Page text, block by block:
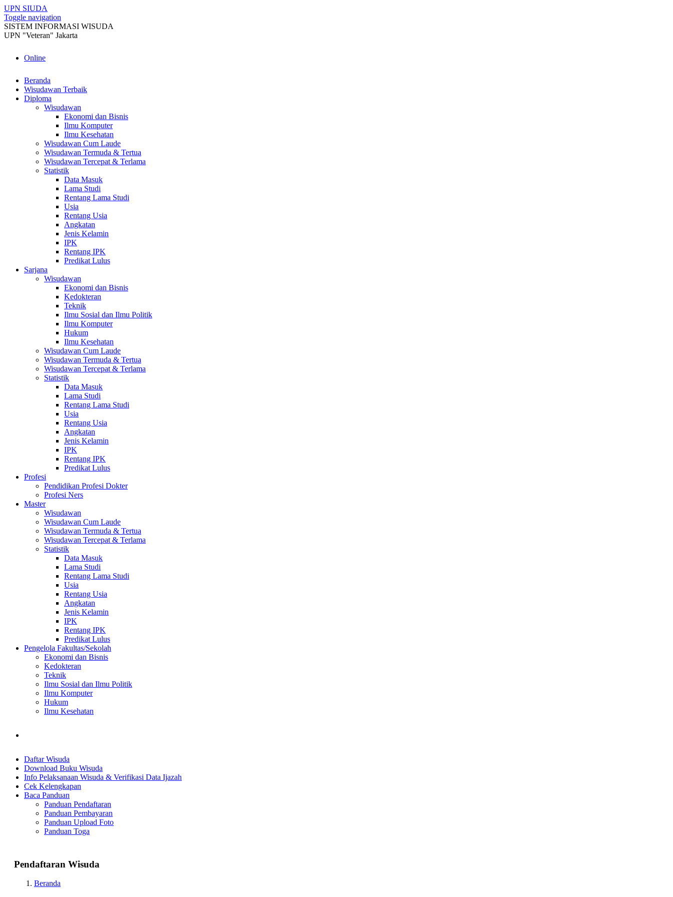
UPN SIUDA
Toggle navigation
SISTEM INFORMASI WISUDA
UPN "Veteran" Jakarta
Online
Beranda
Wisudawan Terbaik
Diploma
Wisudawan
Ekonomi dan Bisnis
Ilmu Komputer
Ilmu Kesehatan
Wisudawan Cum Laude
Wisudawan Termuda & Tertua
Wisudawan Tercepat & Terlama
Statistik
Data Masuk
Lama Studi
Rentang Lama Studi
Usia
Rentang Usia
Angkatan
Jenis Kelamin
IPK
Rentang IPK
Predikat Lulus
Sarjana
Wisudawan
Ekonomi dan Bisnis
Kedokteran
Teknik
Ilmu Sosial dan Ilmu Politik
Ilmu Komputer
Hukum
Ilmu Kesehatan
Wisudawan Cum Laude
Wisudawan Termuda & Tertua
Wisudawan Tercepat & Terlama
Statistik
Data Masuk
Lama Studi
Rentang Lama Studi
Usia
Rentang Usia
Angkatan
Jenis Kelamin
IPK
Rentang IPK
Predikat Lulus
Profesi
Pendidikan Profesi Dokter
Profesi Ners
Master
Wisudawan
Wisudawan Cum Laude
Wisudawan Termuda & Tertua
Wisudawan Tercepat & Terlama
Statistik
Data Masuk
Lama Studi
Rentang Lama Studi
Usia
Rentang Usia
Angkatan
Jenis Kelamin
IPK
Rentang IPK
Predikat Lulus
Pengelola Fakultas/Sekolah
Ekonomi dan Bisnis
Kedokteran
Teknik
Ilmu Sosial dan Ilmu Politik
Ilmu Komputer
Hukum
Ilmu Kesehatan
Daftar Wisuda
Download Buku Wisuda
Info Pelaksanaan Wisuda & Verifikasi Data Ijazah
Cek Kelengkapan
Baca Panduan
Panduan Pendaftaran
Panduan Pembayaran
Panduan Upload Foto
Panduan Toga
Pendaftaran Wisuda
Beranda